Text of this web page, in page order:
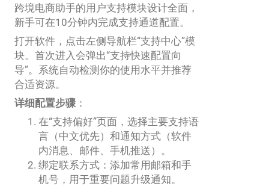
跨境电商助手的用户支持模块设计全面，
新手可在10分钟内完成支持通道配置。
打开软件，点击左侧导航栏“支持中心”模
块。首次进入会弹出“支持快速配置向
导”。系统自动检测你的使用水平并推荐
合适资源。
详细配置步骤 ：
在“支持偏好”页面，选择主要支持语
言（中文优先）和通知方式（软件
内消息、邮件、手机推送）。
绑定联系方式：添加常用邮箱和手
机号，用于重要问题升级通知。